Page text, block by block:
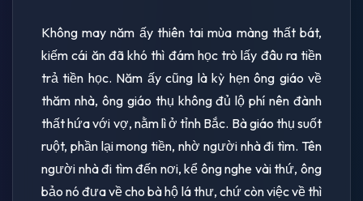
Không may năm ấy thiên tai mùa màng thất bát,
kiếm cái ăn đã khó thì đám học trò lấy đâu ra tiền
trả tiền học. Năm ấy cũng là kỳ hẹn ông giáo về
thăm nhà, ông giáo thụ không đủ lộ phí nên đành
thất hứa với vợ, nằm lì ở tỉnh Bắc. Bà giáo thụ suốt
ruột, phần lại mong tiền, nhờ người nhà đi tìm. Tên
người nhà đi tìm đến nơi, kể ông nghe vài thứ, ông
bảo nó đưa về cho bà hộ lá thư, chứ còn việc về thì